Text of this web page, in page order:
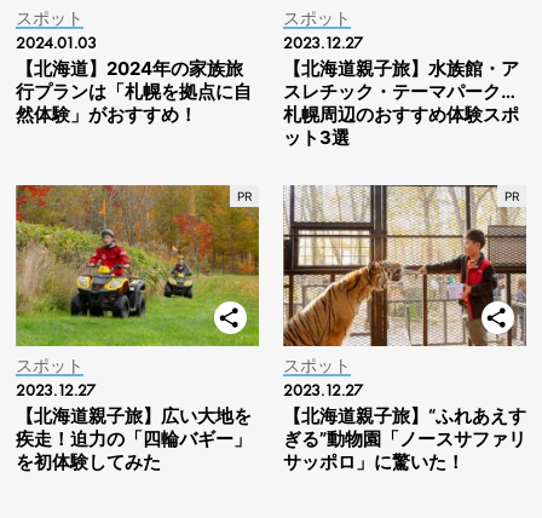
スポット
2024.01.03
【北海道】2024年の家族旅
行プランは「札幌を拠点に自
然体験」がおすすめ！
スポット
2023.12.27
【北海道親子旅】水族館・ア
スレチック・テーマパーク…
札幌周辺のおすすめ体験スポ
ット3選
スポット
2023.12.27
【北海道親子旅】広い大地を
疾走！迫力の「四輪バギー」
を初体験してみた
スポット
2023.12.27
【北海道親子旅】“ふれあえす
ぎる”動物園「ノースサファリ
サッポロ」に驚いた！